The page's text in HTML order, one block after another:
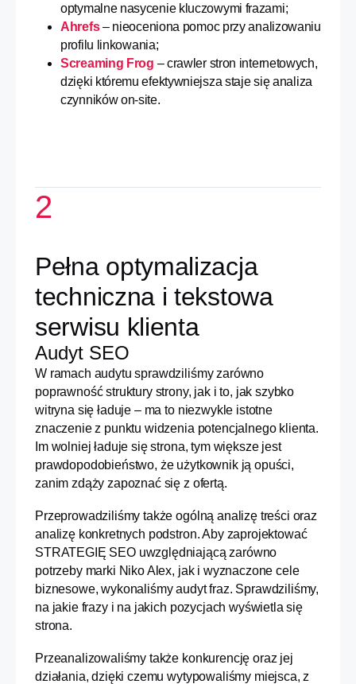
optymalne nasycenie kluczowymi frazami;
Ahrefs– nieoceniona pomoc przy analizowaniu
profilu linkowania;
Screaming Frog – crawler stron internetowych,
dzięki któremu efektywniejsza staje się analiza
czynników on-site.
2
Pełna optymalizacja
techniczna i tekstowa
serwisu klienta
Audyt SEO
W ramach audytu sprawdziliśmy zarówno
poprawność struktury strony, jak i to, jak szybko
witryna się ładuje – ma to niezwykle istotne
znaczenie z punktu widzenia potencjalnego klienta.
Im wolniej ładuje się strona, tym większe jest
prawdopodobieństwo, że użytkownik ją opuści,
zanim zdąży zapoznać się z ofertą.
Przeprowadziliśmy także ogólną analizę treści oraz
analizę konkretnych podstron. Aby zaprojektować
STRATEGIĘ SEO uwzględniającą zarówno
potrzeby marki Niko Alex, jak i wyznaczone cele
biznesowe, wykonaliśmy audyt fraz. Sprawdziliśmy,
na jakie frazy i na jakich pozycjach wyświetla się
strona.
Przeanalizowaliśmy także konkurencję oraz jej
działania, dzięki czemu wytypowaliśmy miejsca, z